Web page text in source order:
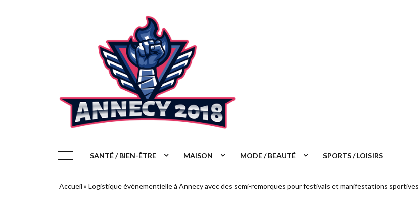
SANTÉ / BIEN-ÊTRE MAISON MODE / BEAUTÉ SPORTS / LOISIRS
Accueil » Logistique événementielle à Annecy avec des semi-remorques pour festivals et manifestations sportives